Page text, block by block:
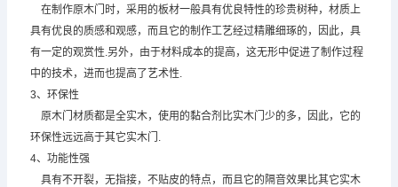
在制作原木门时，采用的板材一般具有优良特性的珍贵树种，材质上
具有优良的质感和观感，而且它的制作工艺经过精雕细琢的，因此，具
有一定的观赏性.另外，由于材料成本的提高，这无形中促进了制作过程
中的技术，进而也提高了艺术性.
3、环保性
原木门材质都是全实木，使用的黏合剂比实木门少的多，因此，它的
环保性远远高于其它实木门.
4、功能性强
具有不开裂，无指接，不贴皮的特点，而且它的隔音效果比其它实木